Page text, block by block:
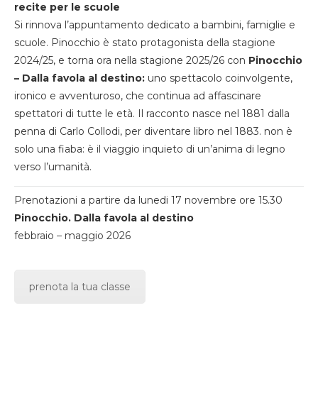
recite per le scuole
Si rinnova l’appuntamento dedicato a bambini, famiglie e
scuole. Pinocchio è stato protagonista della stagione
2024/25, e torna ora nella stagione 2025/26 con Pinocchio
– Dalla favola al destino: uno spettacolo coinvolgente,
ironico e avventuroso, che continua ad affascinare
spettatori di tutte le età. Il racconto nasce nel 1881 dalla
penna di Carlo Collodi, per diventare libro nel 1883. non è
solo una fiaba: è il viaggio inquieto di un’anima di legno
verso l’umanità.
Prenotazioni a partire da lunedi 17 novembre ore 15.30
Pinocchio. Dalla favola al destino
febbraio – maggio 2026
prenota la tua classe